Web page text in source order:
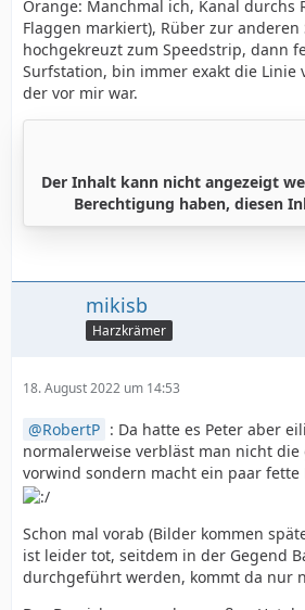
Orange: Manchmal ich, Kanal durchs
Flaggen markiert), Rüber zur anderen
hochgekreuzt zum Speedstrip, dann
Surfstation, bin immer exakt die Linie
der vor mir war.
Der Inhalt kann nicht angezeigt
Berechtigung haben, diesen
mikisb
Harzkrämer
18. August 2022 um 14:53
RobertP : Da hatte es Peter aber
normalerweise verbläst man nicht die
vorwind sondern macht ein paar fette
Schon mal vorab (Bilder kommen
ist leider tot, seitdem in der Gegend
durchgeführt werden, kommt da nur